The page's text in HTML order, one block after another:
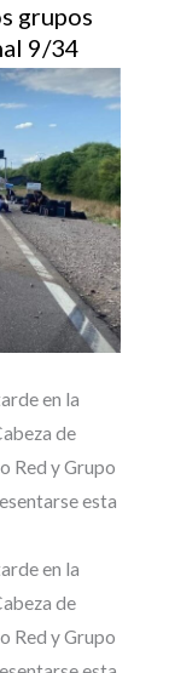
grupos
9/34
en la
de
Red y Grupo
esta
en la
de
Red y Grupo